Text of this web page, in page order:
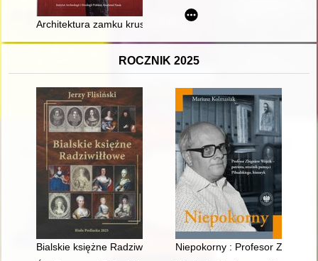
Architektura zamku kruszwickiego
ROCZNIK 2025
Bialskie księżne Radziwiłłowe
Niepokorny : Profesor